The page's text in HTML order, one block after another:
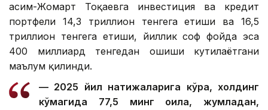
Қасим-Жомарт Тоқаевга инвестиция ва кредит
портфели 14,3 триллион тенгега етиши ва 16,5
триллион тенгега етиши, йиллик соф фойда эса
400 миллиард тенгедан ошиши кутилаётгани
маълум қилинди.
— 2025 йил натижаларига кўра, холдинг
кўмагида 77,5 минг оила, жумладан,